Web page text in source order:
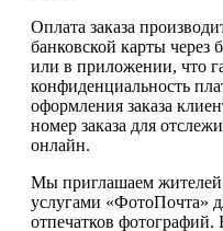
Оплата заказа
банковской карты через
или в приложении, что
конфиденциальность
оформления заказа
номер заказа для
онлайн.
Мы приглашаем жителей
услугами «ФотоПочта»
отпечатков фотографий.